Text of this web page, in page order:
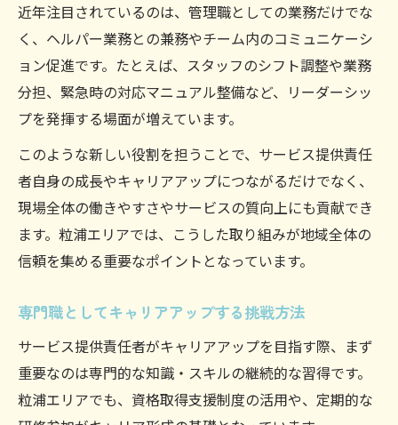
近年注目されているのは、管理職としての業務だけでな
く、ヘルパー業務との兼務やチーム内のコミュニケーシ
ョン促進です。たとえば、スタッフのシフト調整や業務
分担、緊急時の対応マニュアル整備など、リーダーシッ
プを発揮する場面が増えています。
このような新しい役割を担うことで、サービス提供責任
者自身の成長やキャリアアップにつながるだけでなく、
現場全体の働きやすさやサービスの質向上にも貢献でき
ます。粒浦エリアでは、こうした取り組みが地域全体の
信頼を集める重要なポイントとなっています。
専門職としてキャリアアップする挑戦方法
サービス提供責任者がキャリアアップを目指す際、まず
重要なのは専門的な知識・スキルの継続的な習得です。
粒浦エリアでも、資格取得支援制度の活用や、定期的な